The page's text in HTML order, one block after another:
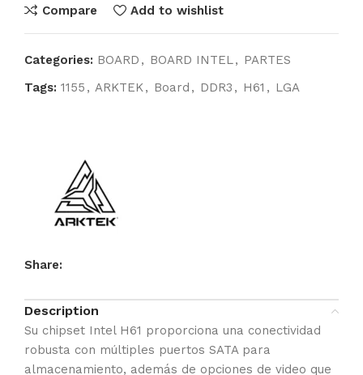
Compare Add to wishlist
Categories: BOARD , BOARD INTEL, PARTES
Tags: 1155 , ARKTEK, Board , DDR3 , H61 , LGA
Share:
Description
Su chipset Intel H61 proporciona una conectividad
robusta con múltiples puertos SATA para
almacenamiento, además de opciones de video que